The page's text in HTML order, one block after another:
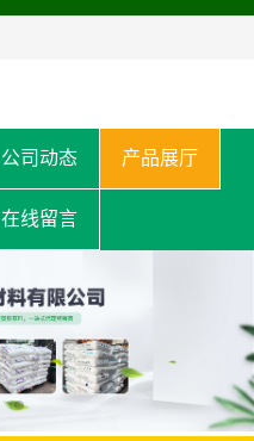
公司动态 产品展厅
在线留言